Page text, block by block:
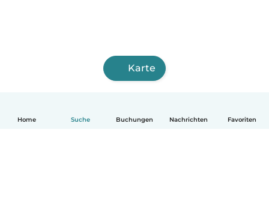
Home Suche Buchungen Nachrichten Favoriten
Karte